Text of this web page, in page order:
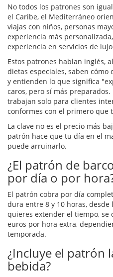
No todos los patrones son
el Caribe, el Mediterráneo
viajas con niños, personas
experiencia más
experiencia en servicios de
Estos patrones hablan inglés,
dietas especiales, saben
y entienden lo que significa
caros, pero sí más
trabajan solo para clientes
conformes con el primero que
La clave no es el precio más
patrón hace que tu día en el
puede arruinarlo.
¿El patrón de
por día o por
El patrón cobra por día
dura entre 8 y 10 horas, desde
quieres extender el tiempo, se
euros por hora extra,
temporada.
¿Incluye el patrón
bebida?